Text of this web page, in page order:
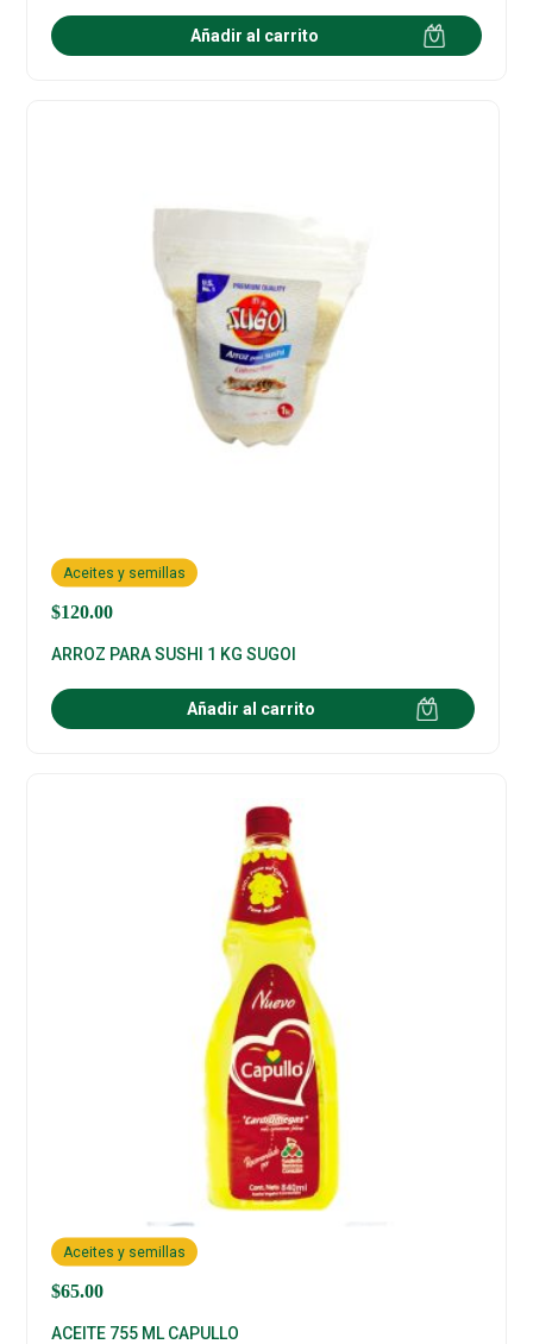
Añadir al carrito
$120.00
Aceites y semillas
ARROZ PARA SUSHI 1 KG SUGOI
Añadir al carrito
$65.00
Aceites y semillas
ACEITE 755 ML CAPULLO